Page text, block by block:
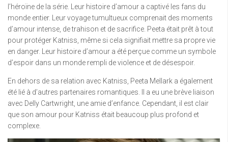
l’héroïne de la série. Leur histoire d’amour a captivé les fans du
monde entier. Leur voyage tumultueux comprenait des moments
d’amour intense, de trahison et de sacrifice. Peeta était prêt à tout
pour protéger Katniss, même si cela signifiait mettre sa propre vie
en danger. Leur histoire d’amour a été perçue comme un symbole
d’espoir dans un monde rempli de violence et de désespoir.
En dehors de sa relation avec Katniss, Peeta Mellark a également
été lié à d’autres partenaires romantiques. Il a eu une brève liaison
avec Delly Cartwright, une amie d’enfance. Cependant, il est clair
que son amour pour Katniss était beaucoup plus profond et
complexe.